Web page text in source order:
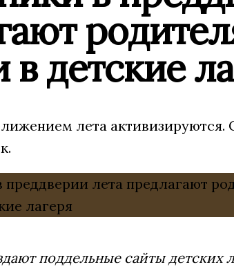
в детские
лета активизируются.
поддельные сайты детских